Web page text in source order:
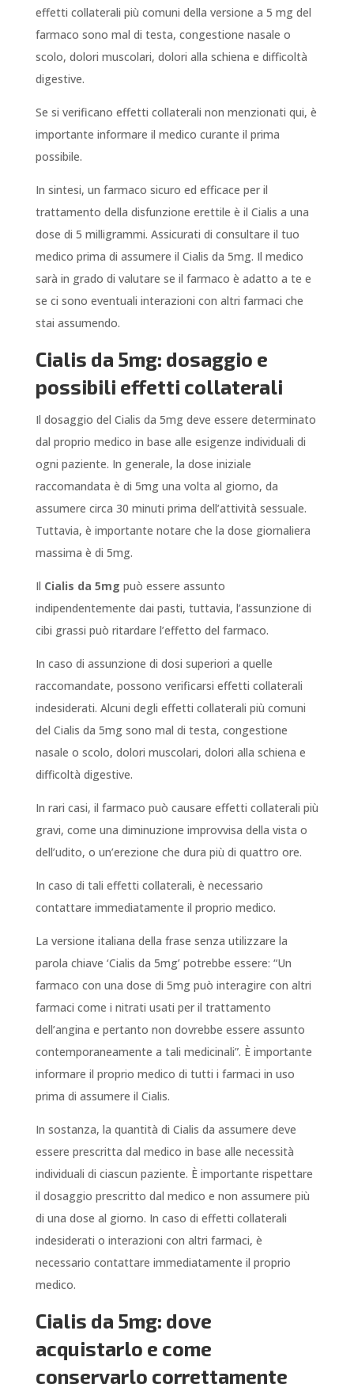
effetti collaterali più comuni della versione a 5 mg del
farmaco sono mal di testa, congestione nasale o
scolo, dolori muscolari, dolori alla schiena e difficoltà
digestive.
Se si verificano effetti collaterali non menzionati qui, è
importante informare il medico curante il prima
possibile.
In sintesi, un farmaco sicuro ed efficace per il
trattamento della disfunzione erettile è il Cialis a una
dose di 5 milligrammi. Assicurati di consultare il tuo
medico prima di assumere il Cialis da 5mg. Il medico
sarà in grado di valutare se il farmaco è adatto a te e
se ci sono eventuali interazioni con altri farmaci che
stai assumendo.
Cialis da 5mg: dosaggio e
possibili effetti collaterali
Il dosaggio del Cialis da 5mg deve essere determinato
dal proprio medico in base alle esigenze individuali di
ogni paziente. In generale, la dose iniziale
raccomandata è di 5mg una volta al giorno, da
assumere circa 30 minuti prima dell’attività sessuale.
Tuttavia, è importante notare che la dose giornaliera
massima è di 5mg.
Il Cialis da 5mg può essere assunto
indipendentemente dai pasti, tuttavia, l’assunzione di
cibi grassi può ritardare l’effetto del farmaco.
In caso di assunzione di dosi superiori a quelle
raccomandate, possono verificarsi effetti collaterali
indesiderati. Alcuni degli effetti collaterali più comuni
del Cialis da 5mg sono mal di testa, congestione
nasale o scolo, dolori muscolari, dolori alla schiena e
difficoltà digestive.
In rari casi, il farmaco può causare effetti collaterali più
gravi, come una diminuzione improvvisa della vista o
dell’udito, o un’erezione che dura più di quattro ore.
In caso di tali effetti collaterali, è necessario
contattare immediatamente il proprio medico.
La versione italiana della frase senza utilizzare la
parola chiave ‘Cialis da 5mg’ potrebbe essere: “Un
farmaco con una dose di 5mg può interagire con altri
farmaci come i nitrati usati per il trattamento
dell’angina e pertanto non dovrebbe essere assunto
contemporaneamente a tali medicinali”. È importante
informare il proprio medico di tutti i farmaci in uso
prima di assumere il Cialis.
In sostanza, la quantità di Cialis da assumere deve
essere prescritta dal medico in base alle necessità
individuali di ciascun paziente. È importante rispettare
il dosaggio prescritto dal medico e non assumere più
di una dose al giorno. In caso di effetti collaterali
indesiderati o interazioni con altri farmaci, è
necessario contattare immediatamente il proprio
medico.
Cialis da 5mg: dove
acquistarlo e come
conservarlo correttamente